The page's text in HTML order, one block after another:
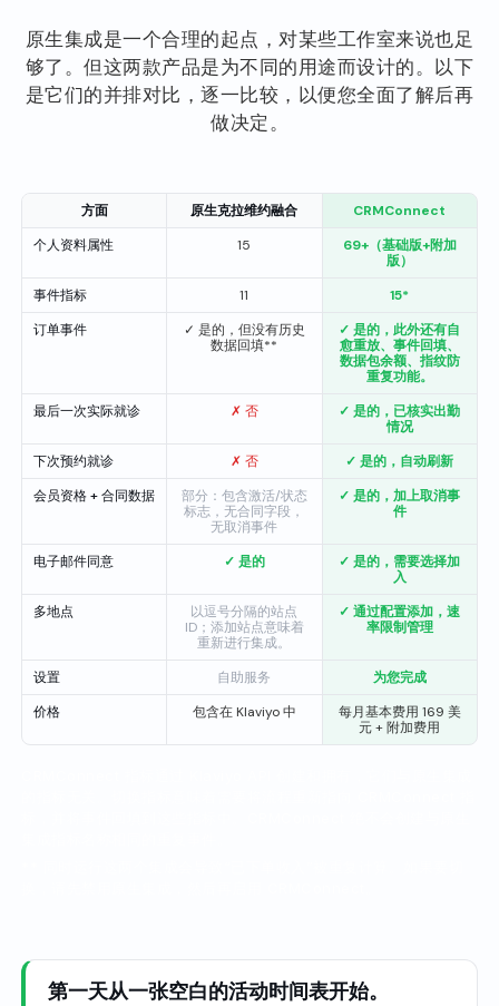
原生集成是一个合理的起点，对某些工作室来说也足
够了。但这两款产品是为不同的用途而设计的。以下
是它们的并排对比，逐一比较，以便您全面了解后再
做决定。
方面 原生克拉维约融合
CRMConnect
个人资料属性
15
69+（基础版+附加
版）
事件指标
11
15*
订单事件
✓ 是的，但没有历史
数据回填**
✓ 是的，此外还有自
愈重放、事件回填、
数据包余额、指纹防
重复功能。
最后一次实际就诊
✗ 否
✓ 是的，已核实出勤
情况
下次预约就诊
✗ 否
✓ 是的，自动刷新
会员资格 + 合同数据
部分：包含激活/状态
标志，无合同字段，
无取消事件
✓ 是的，加上取消事
件
电子邮件同意 ✓ 是的
✓ 是的，需要选择加
入
多地点
以逗号分隔的站点
ID；添加站点意味着
重新进行集成。
✓ 通过配置添加，速
率限制管理
设置 自助服务
为您完成
价格
包含在 Klaviyo 中
每月基本费用 169 美
元 + 附加费用
第一天从一张空白的活动时间表开始。